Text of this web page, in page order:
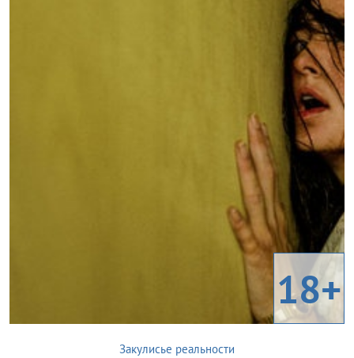
18+
Закулисье реальности